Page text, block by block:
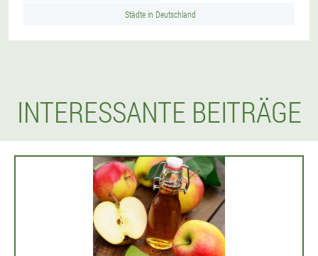
Städte in Deutschland
INTERESSANTE BEITRÄGE